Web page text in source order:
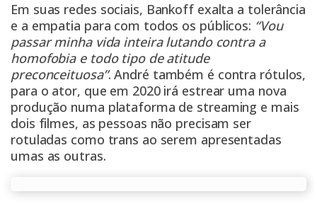
Em suas redes sociais, Bankoff exalta a tolerância
e a empatia para com todos os públicos: “Vou
passar minha vida inteira lutando contra a
homofobia e todo tipo de atitude
preconceituosa”. André também é contra rótulos,
para o ator, que em 2020 irá estrear uma nova
produção numa plataforma de streaming e mais
dois filmes, as pessoas não precisam ser
rotuladas como trans ao serem apresentadas
umas as outras.